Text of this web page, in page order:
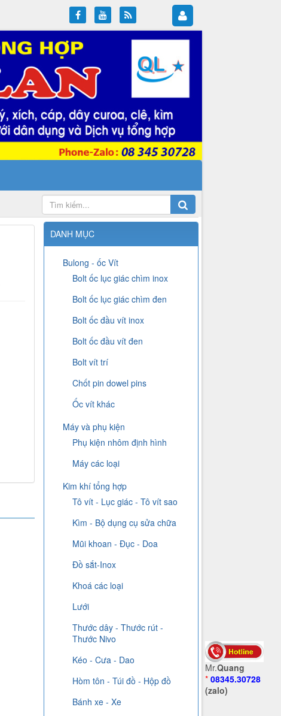
DANH MỤC
Bulong - ốc Vít
Bolt ốc lục giác chìm inox
Bolt ốc lục giác chìm đen
Bolt ốc đầu vít inox
Bolt ốc đầu vít đen
Bolt vít trí
Chốt pin dowel pins
Ốc vít khác
Máy và phụ kiện
Phụ kiện nhôm định hình
Máy các loại
Kim khí tổng hợp
Tô vít - Lục giác - Tô vít sao
Kìm - Bộ dụng cụ sửa chữa
Mũi khoan - Đục - Doa
Đồ sắt-Inox
Khoá các loại
Lưới
Thước dây - Thước rút -
Thước Nivo
Kéo - Cưa - Dao
Hòm tôn - Túi đồ - Hộp đồ
Bánh xe - Xe
Mr.Quang
* 08345.30728
(zalo)